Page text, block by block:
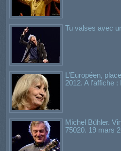
Tu valses avec
L’Européen,
2012. A l’affiche
Michel Bühler.
75020. 19 mars